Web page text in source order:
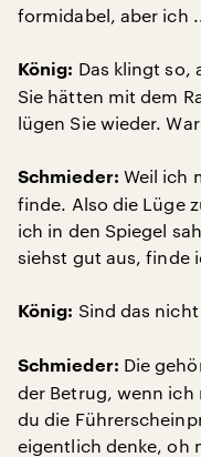
formidabel, aber ich
König: Das klingt so,
Sie hätten mit dem
lügen Sie wieder.
Schmieder: Weil ich
finde. Also die Lüge
ich in den Spiegel
siehst gut aus, finde
König: Sind das
Schmieder: Die
der Betrug, wenn ich
du die
eigentlich denke, oh